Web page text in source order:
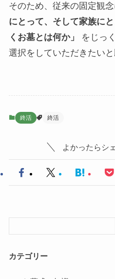
そのため、従来の固定観念
にとって、そして家族に
くお墓とは何か」
をじっ
選択をしていただきたいと
終活 終活
よかったらシ
カテゴリー